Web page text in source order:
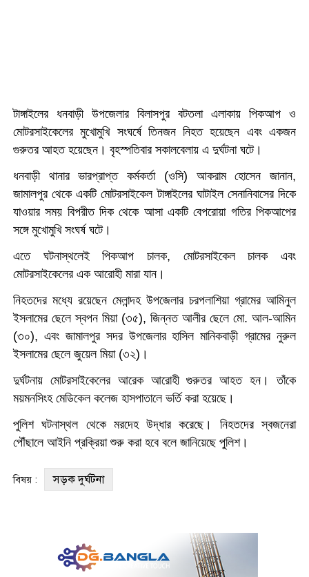
টাঙ্গাইলের ধনবাড়ী উপজেলার বিলাসপুর বটতলা এলাকায় পিকআপ ও
মোটরসাইকেলের মুখোমুখি সংঘর্ষে তিনজন নিহত হয়েছেন এবং একজন
গুরুতর আহত হয়েছেন। বৃহস্পতিবার সকালবেলায় এ দুর্ঘটনা ঘটে।
ধনবাড়ী থানার ভারপ্রাপ্ত কর্মকর্তা (ওসি) আকরাম হোসেন জানান,
জামালপুর থেকে একটি মোটরসাইকেল টাঙ্গাইলের ঘাটাইল সেনানিবাসের দিকে
যাওয়ার সময় বিপরীত দিক থেকে আসা একটি বেপরোয়া গতির পিকআপের
সঙ্গে মুখোমুখি সংঘর্ষ ঘটে।
এতে ঘটনাস্থলেই পিকআপ চালক, মোটরসাইকেল চালক এবং
মোটরসাইকেলের এক আরোহী মারা যান।
নিহতদের মধ্যে রয়েছেন মেলান্দহ উপজেলার চরপলাশিয়া গ্রামের আমিনুল
ইসলামের ছেলে স্বপন মিয়া (৩৫), জিন্নত আলীর ছেলে মো. আল-আমিন
(৩০), এবং জামালপুর সদর উপজেলার হাসিল মানিকবাড়ী গ্রামের নুরুল
ইসলামের ছেলে জুয়েল মিয়া (৩২)।
দুর্ঘটনায় মোটরসাইকেলের আরেক আরোহী গুরুতর আহত হন। তাঁকে
ময়মনসিংহ মেডিকেল কলেজ হাসপাতালে ভর্তি করা হয়েছে।
পুলিশ ঘটনাস্থল থেকে মরদেহ উদ্ধার করেছে। নিহতদের স্বজনেরা
পৌঁছালে আইনি প্রক্রিয়া শুরু করা হবে বলে জানিয়েছে পুলিশ।
বিষয় : সড়ক দুর্ঘটনা